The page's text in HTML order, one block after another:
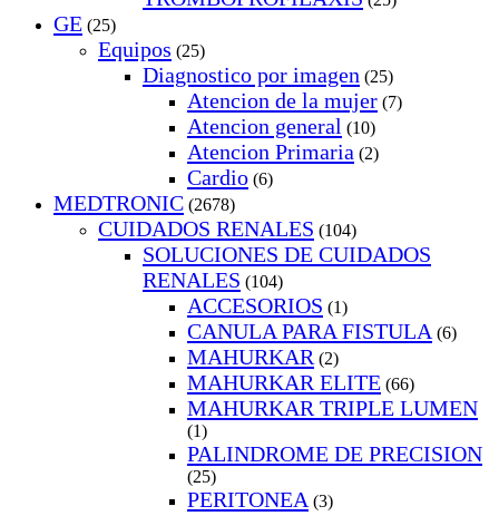
GE (25)
Equipos (25)
Diagnostico por imagen (25)
Atencion de la mujer (7)
Atencion general (10)
Atencion Primaria (2)
Cardio (6)
MEDTRONIC (2678)
CUIDADOS RENALES (104)
SOLUCIONES DE CUIDADOS
RENALES (104)
ACCESORIOS (1)
CANULA PARA FISTULA (6)
MAHURKAR (2)
MAHURKAR ELITE (66)
MAHURKAR TRIPLE LUMEN
(1)
PALINDROME DE PRECISION
(25)
PERITONEA (3)